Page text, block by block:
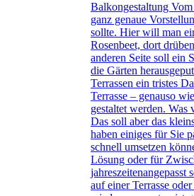
Balkongestaltung
ganz genaue
sollte. Hier will man
Rosenbeet, dort
anderen Seite soll ein
die Gärten
Terrassen ein tristes
Terrasse – genauso
gestaltet werden. Was
Das soll aber das
haben einiges für Sie
schnell umsetzen
Lösung oder für
jahreszeitenangepasst
auf einer Terrasse